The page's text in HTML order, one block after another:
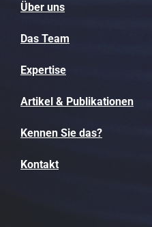
Über uns
Das Team
Expertise
Artikel & Publikationen
Kennen Sie das?
Kontakt